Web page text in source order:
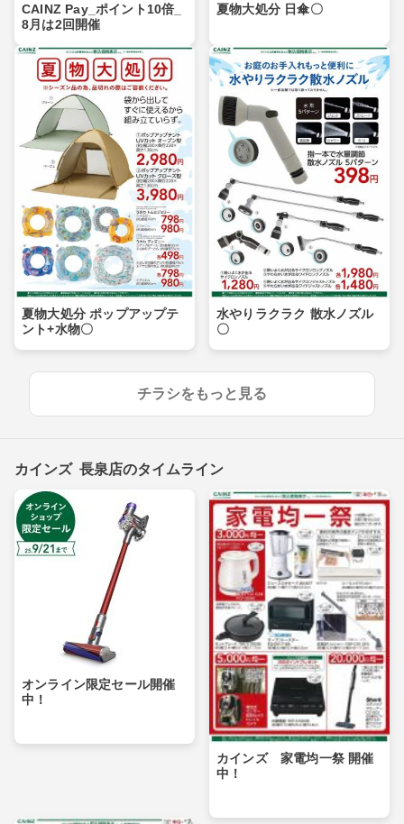
CAINZ Pay_ポイント10倍_
8月は2回開催
夏物大処分 日傘〇
夏物大処分 ポップアップテ
ント+水物〇
水やりラクラク 散水ノズル
〇
チラシをもっと見る
カインズ 長泉店のタイムライン
オンライン限定セール開催
中！
カインズ 家電均一祭 開催
中！